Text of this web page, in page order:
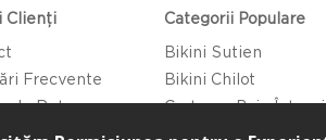
Clienți
Frecvente
de Returnare
Categorii Populare
Bikini Sutien
Bikini Chilot
Costume Baie Întregi
Caftan/Pareo